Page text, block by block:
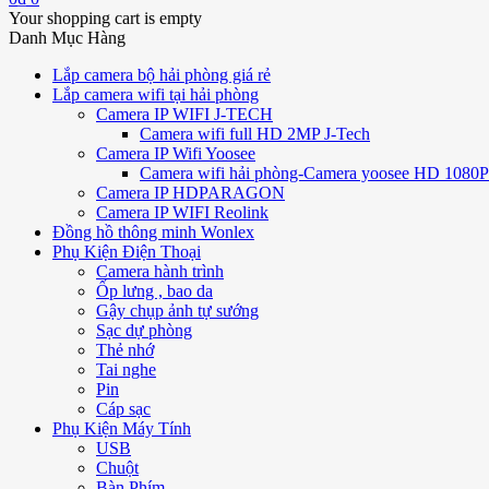
Your shopping cart is empty
Danh Mục Hàng
Lắp camera bộ hải phòng giá rẻ
Lắp camera wifi tại hải phòng
Camera IP WIFI J-TECH
Camera wifi full HD 2MP J-Tech
Camera IP Wifi Yoosee
Camera wifi hải phòng-Camera yoosee HD
Camera IP HDPARAGON
Camera IP WIFI Reolink
Đồng hồ thông minh Wonlex
Phụ Kiện Điện Thoại
Camera hành trình
Ốp lưng , bao da
Gậy chụp ảnh tự sướng
Sạc dự phòng
Thẻ nhớ
Tai nghe
Pin
Cáp sạc
Phụ Kiện Máy Tính
USB
Chuột